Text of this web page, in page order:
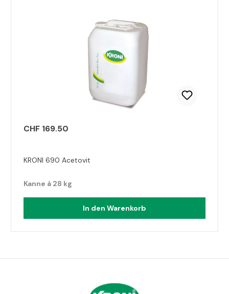
CHF 169.50
KRONI 690 Acetovit
Kanne à 28 kg
In den Warenkorb